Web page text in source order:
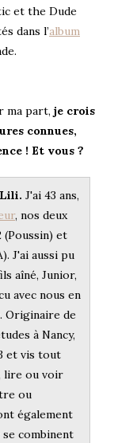
et the Dude
dans l’album
ma part, je crois
connues,
! Et vous ?
J'ai 43 ans,
, nos deux
(Poussin) et
J'ai aussi pu
aîné, Junior,
avec nous en
Originaire de
à Nancy,
et vis tout
lire ou voir
ou
également
combinent